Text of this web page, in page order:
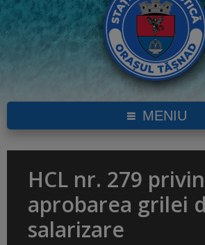
MENIU
HCL nr. 279
aprobarea grilei
salarizare